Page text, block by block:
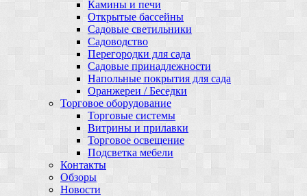
Камины и печи
Открытые бассейны
Садовые светильники
Садоводство
Перегородки для сада
Садовые принадлежности
Напольные покрытия для сада
Оранжереи / Беседки
Торговое оборудование
Торговые системы
Витрины и прилавки
Торговое освещение
Подсветка мебели
Контакты
Обзоры
Новости